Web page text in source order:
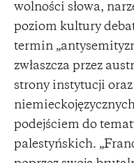
wolności słowa,
poziom kultury
termin
zwłaszcza przez
strony instytucji
podejściem do
palestyńskich.